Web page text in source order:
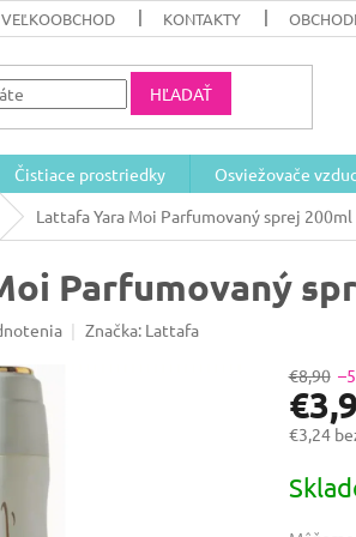
VEĽKOOBCHOD KONTAKTY
HĽADAŤ
Čistiace prostriedky Osviežovače
Lattafa Yara Moi Parfumovaný sprej 200ml
Parfumovaný
Značka: Lattafa
€8,90
€3,24
cena: